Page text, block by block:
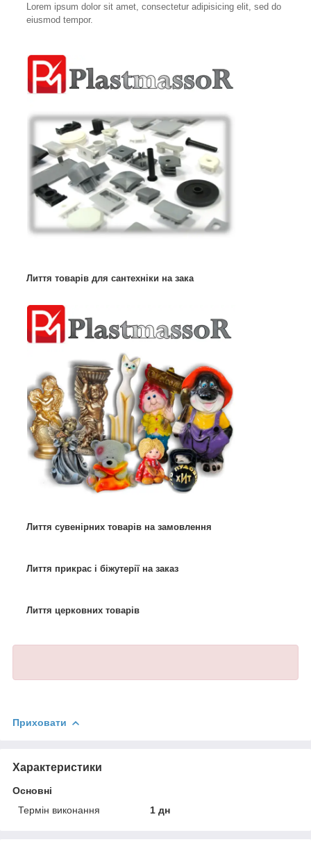
Lorem ipsum dolor sit amet, consectetur adipisicing elit, sed do
eiusmod tempor.
Лиття товарів для сантехніки на зака
Лиття сувенірних товарів на замовлення
Лиття прикрас і біжутерії на заказ
Лиття церковних товарів
Приховати
Характеристики
Основні
Термін виконання
1 дн